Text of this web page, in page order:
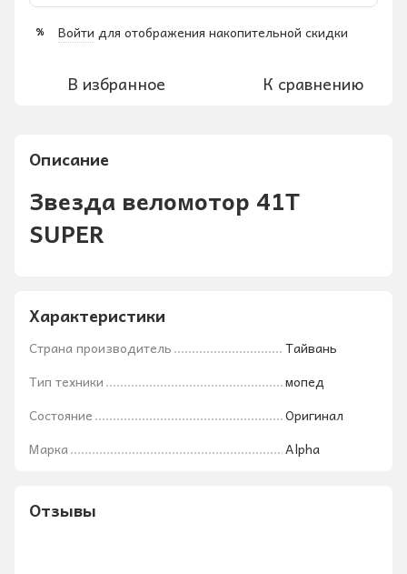
% Войти для отображения накопительной скидки
В избранное К сравнению
Описание
Звезда веломотор 41T
SUPER
Характеристики
Страна производитель
Тайвань
Тип техники
мопед
Состояние
Оригинал
Марка
Alpha
Отзывы